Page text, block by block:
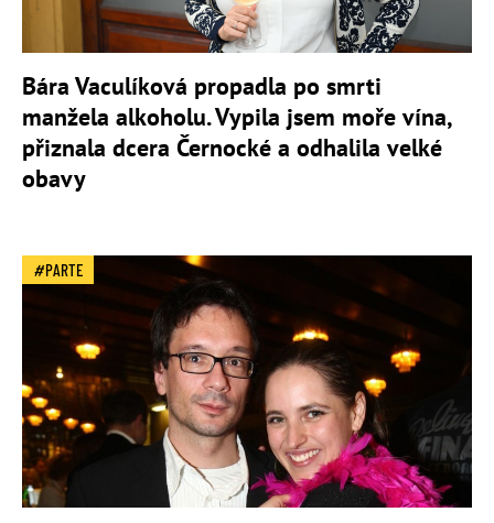
Bára Vaculíková propadla po smrti
manžela alkoholu. Vypila jsem moře vína,
přiznala dcera Černocké a odhalila velké
obavy
PARTE